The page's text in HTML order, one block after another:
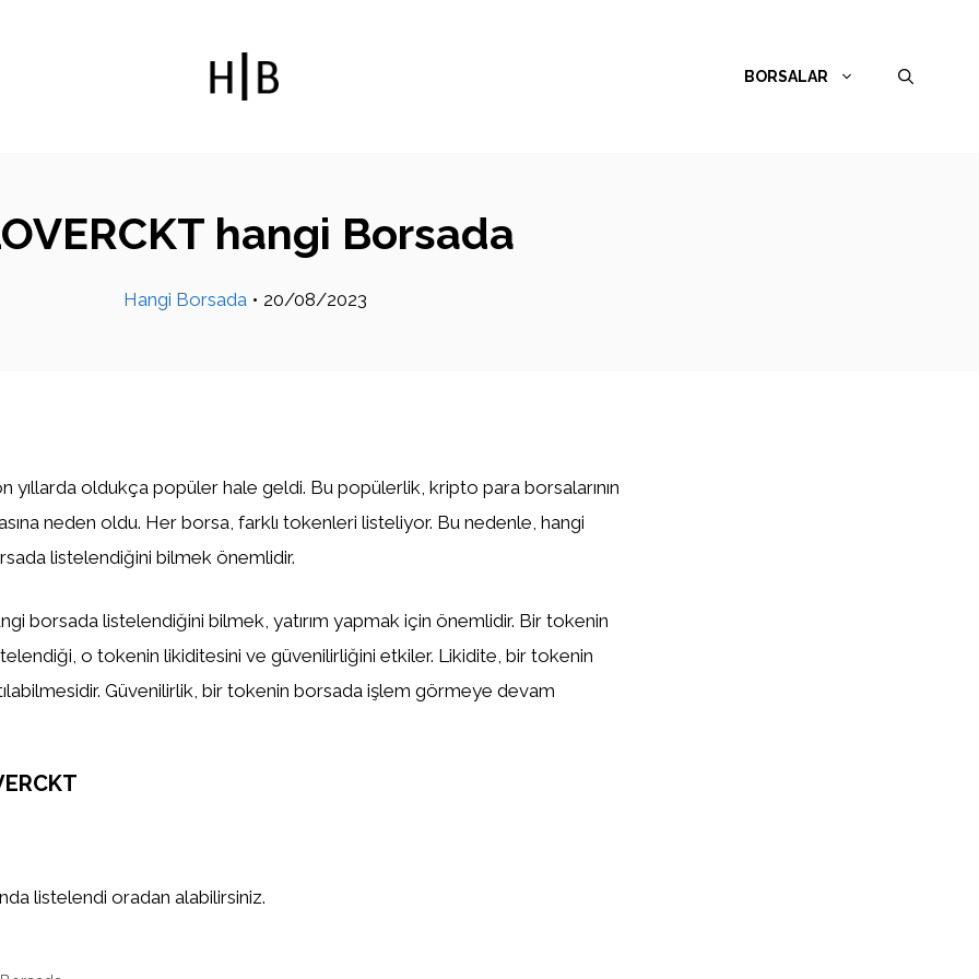
BORSALAR
hangi Borsada
Hangi Borsada • 20/08/2023
yıllarda oldukça popüler hale geldi. Bu popülerlik, kripto para borsalarının
neden oldu. Her borsa, farklı tokenleri listeliyor. Bu nedenle, hangi
listelendiğini bilmek önemlidir.
borsada listelendiğini bilmek, yatırım yapmak için önemlidir. Bir tokenin
o tokenin likiditesini ve güvenilirliğini etkiler. Likidite, bir tokenin
Güvenilirlik, bir tokenin borsada işlem görmeye devam
listelendi oradan alabilirsiniz.